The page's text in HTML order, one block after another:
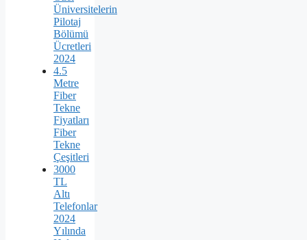
Üniversitelerin
Pilotaj
Bölümü
Ücretleri
2024
4.5
Metre
Fiber
Tekne
Fiyatları
Fiber
Tekne
Çeşitleri
3000
TL
Altı
Telefonlar
2024
Yılında